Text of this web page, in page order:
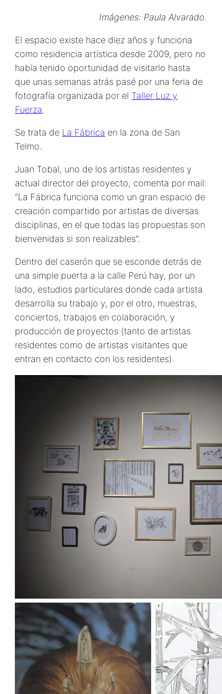
Imágenes: Paula Alvarado.
El espacio existe hace diez años y funciona
como residencia artística desde 2009, pero no
había tenido oportunidad de visitarlo hasta
que unas semanas atrás pasé por una feria de
fotografía organizada por el Taller Luz y
Fuerza.
Se trata de La Fábrica en la zona de San
Telmo.
Juan Tobal, uno de los artistas residentes y
actual director del proyecto, comenta por mail:
“La Fábrica funciona como un gran espacio de
creación compartido por artistas de diversas
disciplinas, en el que todas las propuestas son
bienvenidas si son realizables”.
Dentro del caserón que se esconde detrás de
una simple puerta a la calle Perú hay, por un
lado, estudios particulares donde cada artista
desarrolla su trabajo y, por el otro, muestras,
conciertos, trabajos en colaboración, y
producción de proyectos (tanto de artistas
residentes como de artistas visitantes que
entran en contacto con los residentes).